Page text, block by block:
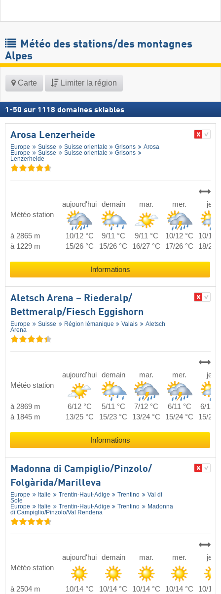
Météo des stations/des montagnes
Alpes
Carte Limiter la région
1 -50 sur 1118 domaines skiables
Arosa Lenzerheide
Europe Suisse Suisse orientale Grisons
Arosa
Europe
Suisse Suisse orientale
Grisons
Lenzerheide
Météo station
aujourd'hui demain mar. mer. jeu.
à 2865 m 10/12 °C 9/11 °C 9/11 °C 10/12 °C
10/13
à 1229 m
15/26 °C 15/26 °C 16/27 °C 17/26 °C 18/26
Informations
Aletsch Arena – Riederalp/​
Bettmeralp/​Fiesch Eggishorn
Europe Suisse Région lémanique Valais
Aletsch
Arena
Météo station
aujourd'hui demain mar. mer. jeu.
à 2869 m 6/12 °C 5/11 °C 7/12 °C 6/11 °C
6/12
à 1845 m
13/25 °C 15/23 °C 13/24 °C 15/24 °C 15/25
Informations
Madonna di Campiglio/​Pinzolo/​
Folgàrida/​Marilleva
Europe Italie Trentin-Haut-Adige Trentino
Val di
Sole
Europe
Italie Trentin-Haut-Adige Trentino
Madonna
di Campiglio/​Pinzolo/​Val Rendena
Météo station
aujourd'hui demain mar. mer. jeu.
à 2504 m 10/14 °C 10/14 °C 10/14 °C 10/14 °C
10/14